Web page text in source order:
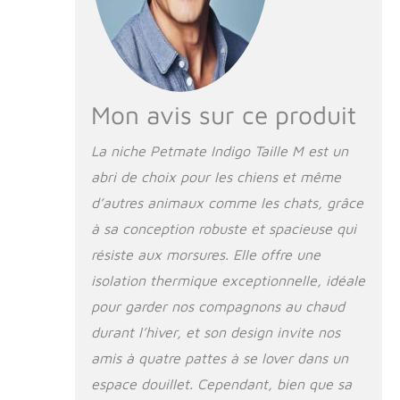
Mon avis sur ce produit
La niche Petmate Indigo Taille M est un
abri de choix pour les chiens et même
d’autres animaux comme les chats, grâce
à sa conception robuste et spacieuse qui
résiste aux morsures. Elle offre une
isolation thermique exceptionnelle, idéale
pour garder nos compagnons au chaud
durant l’hiver, et son design invite nos
amis à quatre pattes à se lover dans un
espace douillet. Cependant, bien que sa